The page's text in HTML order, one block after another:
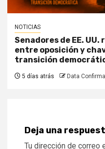
NOTICIAS
Senadores de EE.
entre oposición y
transición
5 días atrás Data
Deja una
Tu dirección de correo